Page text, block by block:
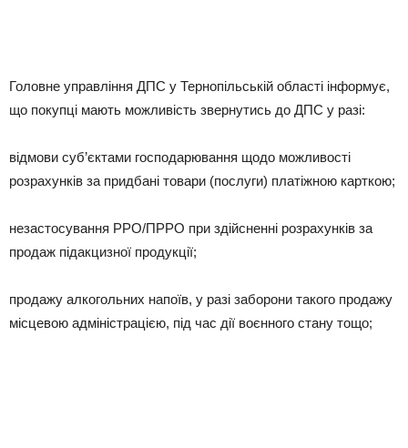
Головне управління ДПС у Тернопільській області інформує,
що покупці мають можливість звернутись до ДПС у разі:
відмови суб’єктами господарювання щодо можливості
розрахунків за придбані товари (послуги) платіжною карткою;
незастосування РРО/ПРРО при здійсненні розрахунків за
продаж підакцизної продукції;
продажу алкогольних напоїв, у разі заборони такого продажу
місцевою адміністрацією, під час дії воєнного стану тощо;